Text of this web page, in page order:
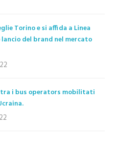
Torino e si affida a Linea
del brand nel mercato
tra i bus operators mobilitati